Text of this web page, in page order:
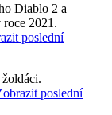
Diablo 2 a
2021.
poslední
poslední